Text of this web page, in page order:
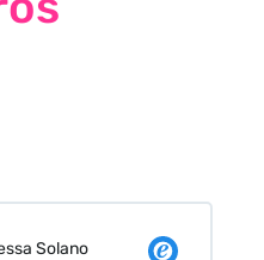
Judit Bonet Pardell